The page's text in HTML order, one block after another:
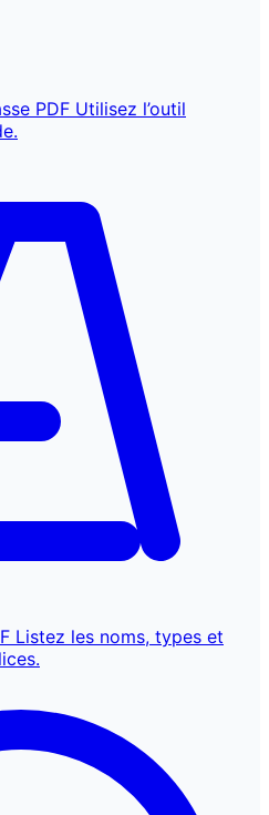
PDF Utilisez l’outil
Listez les noms, types et